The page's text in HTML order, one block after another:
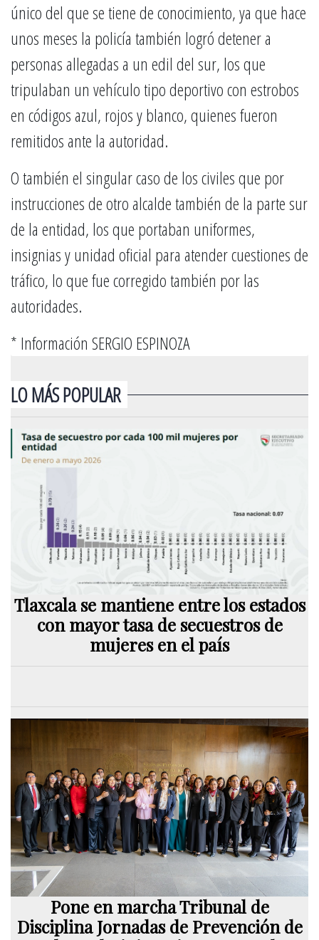
único del que se tiene de conocimiento, ya que hace
unos meses la policía también logró detener a
personas allegadas a un edil del sur, los que
tripulaban un vehículo tipo deportivo con estrobos
en códigos azul, rojos y blanco, quienes fueron
remitidos ante la autoridad.
O también el singular caso de los civiles que por
instrucciones de otro alcalde también de la parte sur
de la entidad, los que portaban uniformes,
insignias y unidad oficial para atender cuestiones de
tráfico, lo que fue corregido también por las
autoridades.
* Información SERGIO ESPINOZA
LO MÁS POPULAR
Tlaxcala se mantiene entre los estados
con mayor tasa de secuestros de
mujeres en el país
Pone en marcha Tribunal de
Disciplina Jornadas de Prevención de